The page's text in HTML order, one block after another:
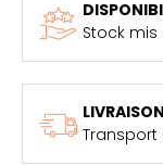
Stock
LIVRAISON
Transport